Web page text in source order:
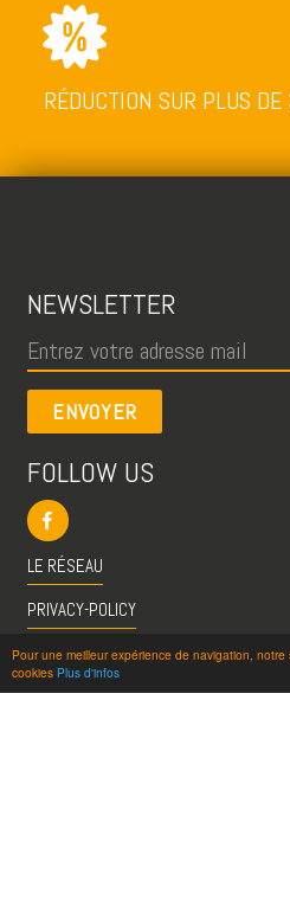
Pour une meilleur expérience de navigation, notre
cookies Plus d'infos
RÉDUCTION SUR PLUS
NEWSLETTER
ENVOYER
FOLLOW US
LE RÉSEAU
PRIVACY-POLICY
CGU
INFO@VISITESPASSION.PRO